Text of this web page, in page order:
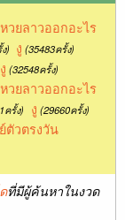
หวยลาวออกอะไร
) งู (35483ครั้ง)
งู (32548ครั้ง)
หวยลาวออกอะไร
ครั้ง) งู (29660ครั้ง)
ตัวตรงวัน
ที่มีผู้ค้นหาในงวด